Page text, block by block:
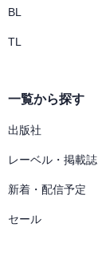
BL
TL
一覧から探す
出版社
レーベル・掲載誌
新着・配信予定
セール